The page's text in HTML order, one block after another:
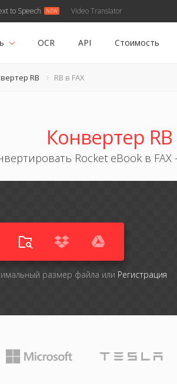
to Speech Video Translator
OCR API Стоимость
RB RB в FAX
Конвертер RB
Rocket eBook в
размер файла или Регистрация